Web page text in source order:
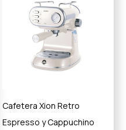
Cafetera Xion Retro
Espresso y Cappuchino